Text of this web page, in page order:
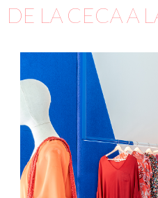
DE LA CECA A